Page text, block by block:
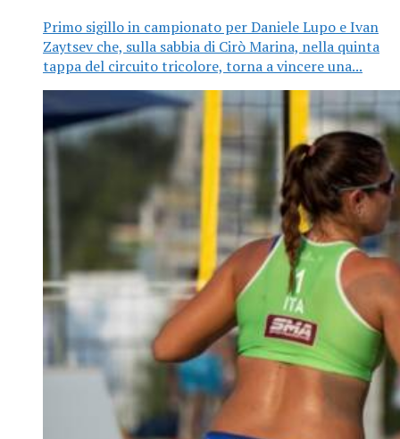
Primo sigillo in campionato per Daniele Lupo e Ivan
Zaytsev che, sulla sabbia di Cirò Marina, nella quinta
tappa del circuito tricolore, torna a vincere una...